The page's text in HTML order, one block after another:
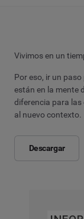
Vivimos en un
Por eso, ir un
están en la mente
diferencia para
al nuevo contexto.
Descargar